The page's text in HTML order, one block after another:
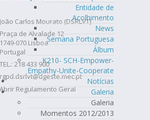
Entidade de
Acolhimento
News
Semana Portuguesa
Álbum
K210- SCH-Empower-
Empathy-Unite-Cooperate
Notícias
Galeria
Galeria
Momentos 2012/2013
João Carlos Mourato (DSRLVT)
Praça de Alvalade 12
1749-070 Lisboa
Portugal
TEL.: 218 433 900
rgpd.dsrlvt@dgeste.mec.pt
Abrir Regulamento Geral